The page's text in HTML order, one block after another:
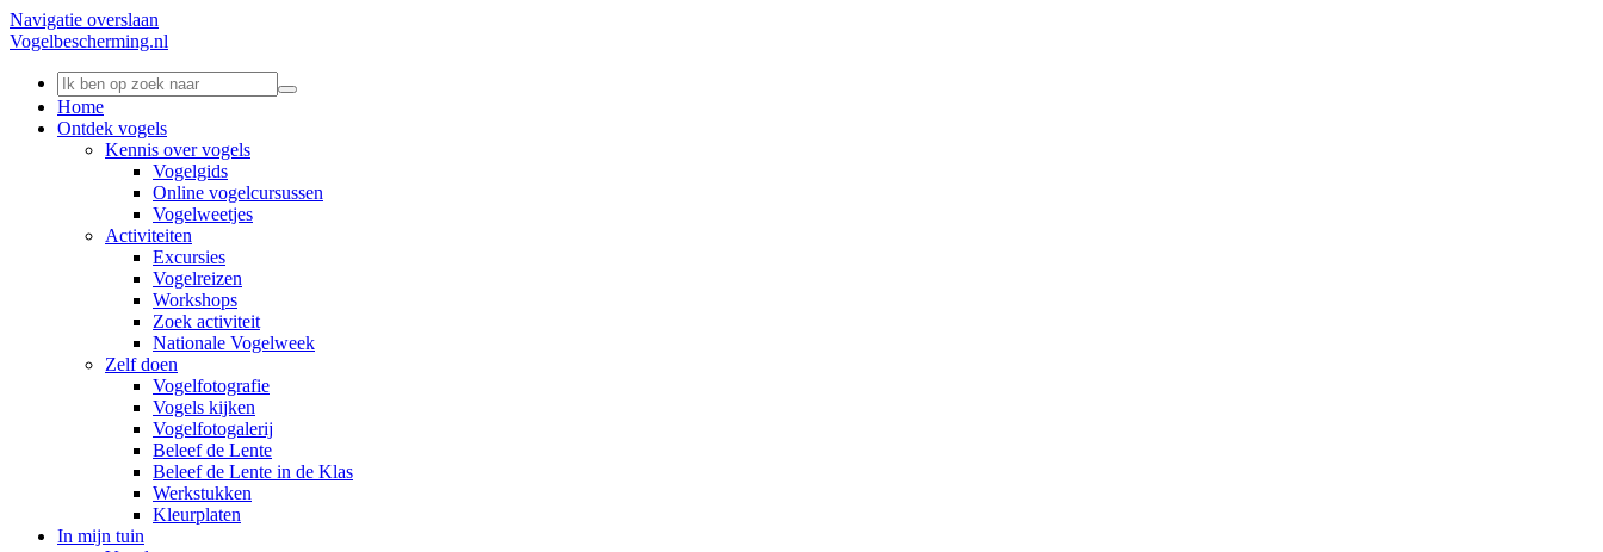
Navigatie overslaan
Vogelbescherming.nl
Home
Ontdek vogels
Kennis over vogels
Vogelgids
Online vogelcursussen
Vogelweetjes
Activiteiten
Excursies
Vogelreizen
Workshops
Zoek activiteit
Nationale Vogelweek
Zelf doen
Vogelfotografie
Vogels kijken
Vogelfotogalerij
Beleef de Lente
Beleef de Lente in de Klas
Werkstukken
Kleurplaten
In mijn tuin